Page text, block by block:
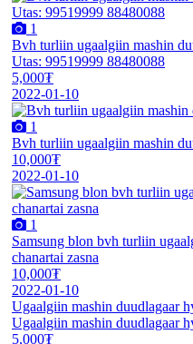
1
Bvh turliin ugaalgiin mashin
Utas: 99519999 88480088
5,000₮
2022-01-10
1
Bvh turliin ugaalgiin mashin
10,000₮
2022-01-10
1
Samsung blon bvh turliin
chanartai zasna
10,000₮
2022-01-10
Ugaalgiin mashin duudlagaar
Ugaalgiin mashin duudlagaar
5,000₮